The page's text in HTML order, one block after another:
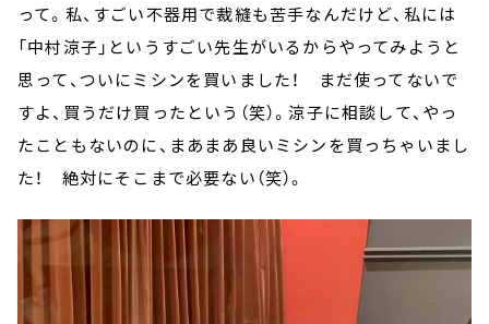
って。私、すごい不器用で裁縫も苦手なんだけど、私には
「中村涼子」というすごい先生がいるからやってみようと
思って、ついにミシンを買いました！ まだ使ってないで
すよ、買うだけ買ったという（笑）。涼子に相談して、やっ
たこともないのに、まあまあ良いミシンを買っちゃいまし
た！ 絶対にそこまで必要ない（笑）。